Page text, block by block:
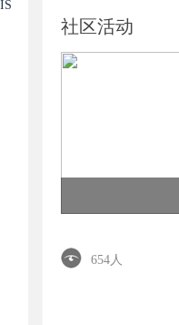
社区活动
654人